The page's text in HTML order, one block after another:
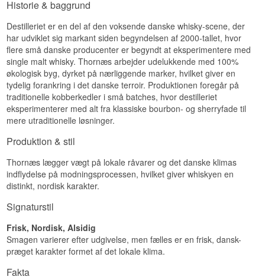
et historisk dokument fra Thornæs tidlige år.
Lyt til vores podcast:
Frisk · Organisk · Kornagtig · Historisk
Investeringspotentiale
Højt. 1st Release fra et destilleri er per definition
en sjælden historisk flaske – der er ikke noget
første release nummer to. Thornæs 1st Release
er den flaske der markerer starten på et økologisk
dansk destilleri, og den er ikke længere i
produktion.
Første releases fra nye destillerier har en
tendens til at stige i samleværdi over tid – ikke
nødvendigvis fordi whiskyen er den bedste
flasken destilleriet nogensinde vil lave, men fordi
økologisk whisky i Nordsjælland.
Lyt til vores podcast:
58% giver varme og intensitet. Korn og gær er
det centrale – en tydelig og klar smag uden
fadpåvirkning. Spændende at smage hvis man er
vant til lagret whisky, for kontrasten er stor.
Eftersmag
Varm og klar med det organiske korns rene aftryk.
Kort lagrings- og bearbejdningskarakter, intet fad.
Destilleri: Thornæs Destilleri
Region/Land: Nordsjælland, Danmark
Type: Dansk Single Malt Råsprit
ABV: 58%
Kornagtigt · Friskt · Ulagret · New Make
Vidste du at?
Historie & baggrund
Destilleriet er en del af den voksende danske whisky-scene, der
har udviklet sig markant siden begyndelsen af 2000-tallet, hvor
flere små danske producenter er begyndt at eksperimentere med
single malt whisky. Thornæs arbejder udelukkende med 100%
økologisk byg, dyrket på nærliggende marker, hvilket giver en
tydelig forankring i det danske terroir. Produktionen foregår på
traditionelle kobberkedler i små batches, hvor destilleriet
eksperimenterer med alt fra klassiske bourbon- og sherryfade til
mere utraditionelle løsninger.
Produktion & stil
Thornæs lægger vægt på lokale råvarer og det danske klimas
indflydelse på modningsprocessen, hvilket giver whiskyen en
distinkt, nordisk karakter.
Signaturstil
Frisk, Nordisk, Alsidig
Smagen varierer efter udgivelse, men fælles er en frisk, dansk-
præget karakter formet af det lokale klima.
Fakta